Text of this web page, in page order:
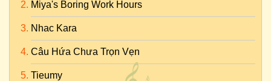
Miya's Boring Work Hours
Nhac Kara
Câu Hứa Chưa Trọn Vẹn
Tieumy